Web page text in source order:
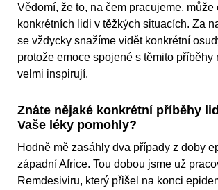
Vědomí, že to, na čem pracujeme, může
konkrétních lidi v těžkých situacích. Za
se vždycky snažíme vidět konkrétní
protože emoce spojené s těmito příběhy
velmi inspirují.
Znáte nějaké konkrétní příběhy
Vaše léky pomohly?
Hodně mě zasáhly dva případy z doby
západní Africe. Tou dobou jsme už
Remdesiviru, který přišel na konci